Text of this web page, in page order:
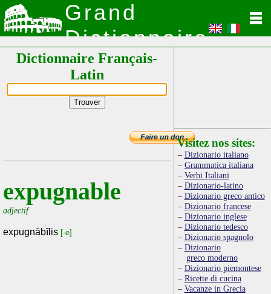
Grand
Dictionnaire
Latin
Dictionnaire Français-
Latin
expugnable
adjectif
expugnābĭlis [-e]
Visitez nos sites:
Dizionario italiano
Grammatica italiana
Verbi Italiani
Dizionario-latino
Dizionario greco antico
Dizionario francese
Dizionario inglese
Dizionario tedesco
Dizionario spagnolo
Dizionario
greco moderno
Dizionario piemontese
Ricette di cucina
Vacanze in Grecia